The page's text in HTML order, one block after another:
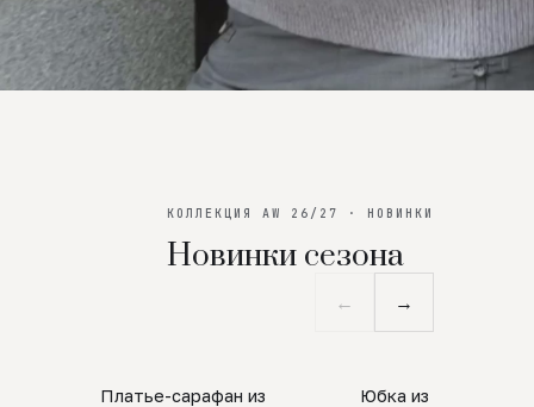
КОЛЛЕКЦИЯ AW 26/27 · НОВИНКИ
Новинки сезона
← →
SALE
Платье-сарафан из
ПРЕДЗАКАЗ
Юбка из